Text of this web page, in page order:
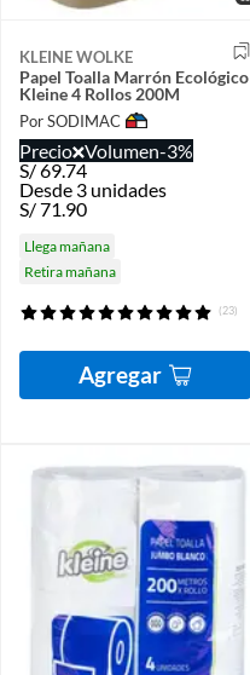
KLEINE WOLKE
Papel Toalla Marrón Ecológico
Kleine 4 Rollos 200M
Por SODIMAC
Precio Volumen-3%
S/69.74
Desde 3 unidades
S/71.90
Llega mañana
Retira mañana
(23)
Agregar